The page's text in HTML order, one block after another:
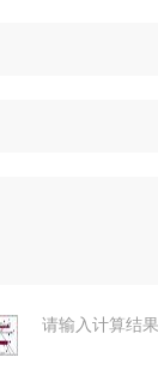
请输入计算结